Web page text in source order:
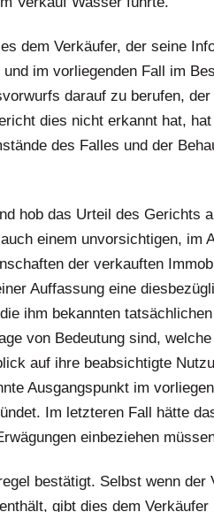
dem Verkäufer, der seine
im vorliegenden Fall im
darauf zu berufen,
dies nicht erkannt hat,
des Falles und der
hob das Urteil des Gerichts
einem unvorsichtigen, im
der verkauften
Auffassung eine
ihm bekannten
von Bedeutung sind,
auf ihre beabsichtigte
Ausgangspunkt im
Im letzteren Fall hätte
einbeziehen
bestätigt. Selbst wenn der
gibt dies dem